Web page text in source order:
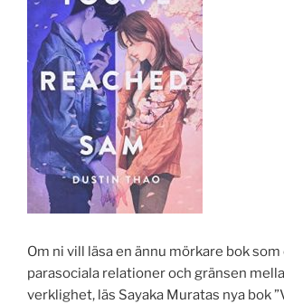
Om ni vill läsa en ännu mörkare bok
parasociala relationer och gränsen
verklighet, läs Sayaka Muratas nya bok